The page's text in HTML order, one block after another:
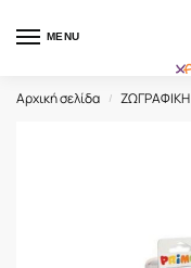
MENU
Αρχική σελίδα / ΖΩΓΡΑΦΙΚΗ